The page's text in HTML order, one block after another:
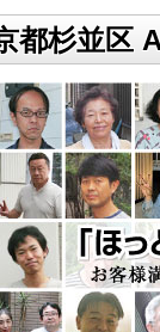
都杉並区